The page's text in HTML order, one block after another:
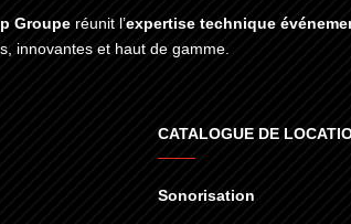
Groupe réunit l’expertise technique
innovantes et haut de gamme.
CATALOGUE DE
Sonorisation